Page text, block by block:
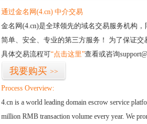
通过金名网(4.cn) 中介交易
金名网(4.cn)是全球领先的域名交易服务机构
简单、安全、专业的第三方服务！ 为了保证
具体交易流程可“点击这里”查看或咨询
我要购买 >>
Process Overview:
4.cn is a world leading domain escrow service
million RMB transaction volume every year. We